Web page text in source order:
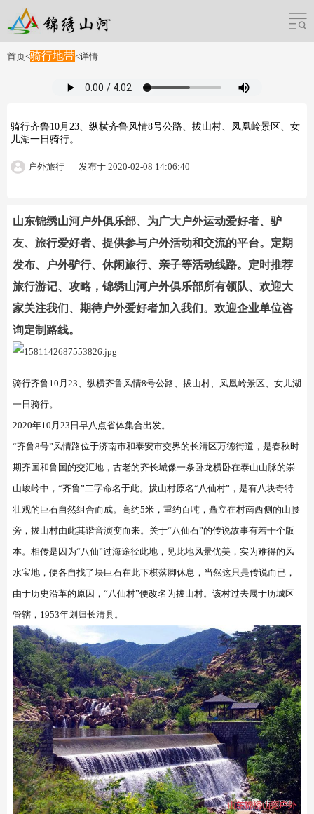
首页<骑行地带<详情
骑行齐鲁10月23、纵横齐鲁风情8号公路、拔山村、凤凰岭景区、女
儿湖一日骑行。
户外旅行 发布于 2020-02-08 14:06:40
山东锦绣山河户外俱乐部、为广大户外运动爱好者、驴
友、旅行爱好者、提供参与户外活动和交流的平台。定期
发布、户外驴行、休闲旅行、亲子等活动线路。定时推荐
旅行游记、攻略，锦绣山河户外俱乐部所有领队、欢迎大
家关注我们、期待户外爱好者加入我们。欢迎企业单位咨
询定制路线。
骑行齐鲁10月23、纵横齐鲁风情8号公路、拔山村、凤凰岭景区、女儿湖
一日骑行。
2020年10月23日早八点省体集合出发。
“齐鲁8号”风情路位于济南市和泰安市交界的长清区万德街道，是春秋时
期齐国和鲁国的交汇地，古老的齐长城像一条卧龙横卧在泰山山脉的崇
山峻岭中，“齐鲁”二字命名于此。 拔山村原名“八仙村”，是有八块奇特
壮观的巨石自然组合而成。高约5米，重约百吨，矗立在村南西侧的山腰
旁，拔山村由此其谐音演变而来。关于“八仙石”的传说故事有若干个版
本。相传是因为“八仙”过海途径此地，见此地风景优美，实为难得的风
水宝地，便各自找了块巨石在此下棋落脚休息，当然这只是传说而已，
由于历史沿革的原因，“八仙村”便改名为拔山村。该村过去属于历城区
管辖，1953年划归长清县。